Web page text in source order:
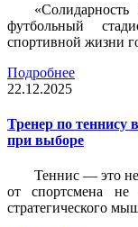
футбольный
спортивной жизни
Подробнее
22.12.2025
Тренер по теннису
при выборе
Теннис — это не
от спортсмена не
стратегического